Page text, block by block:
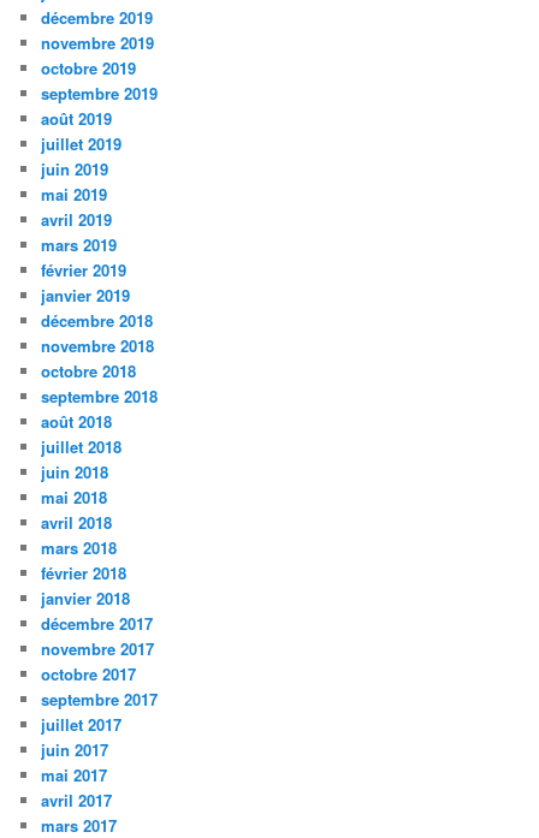
décembre 2019
novembre 2019
octobre 2019
septembre 2019
août 2019
juillet 2019
juin 2019
mai 2019
avril 2019
mars 2019
février 2019
janvier 2019
décembre 2018
novembre 2018
octobre 2018
septembre 2018
août 2018
juillet 2018
juin 2018
mai 2018
avril 2018
mars 2018
février 2018
janvier 2018
décembre 2017
novembre 2017
octobre 2017
septembre 2017
juillet 2017
juin 2017
mai 2017
avril 2017
mars 2017